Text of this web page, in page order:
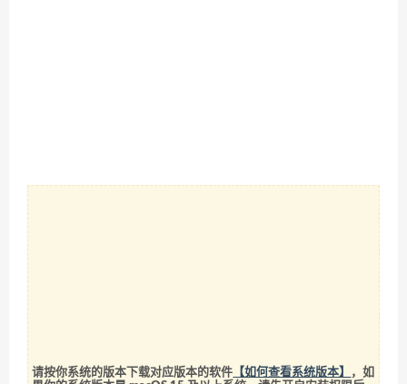
请按你系统的版本下载对应版本的软件 【如何查看系统版本】
，如